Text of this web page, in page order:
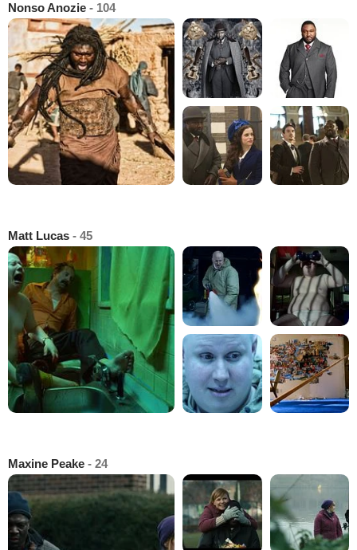
Nonso Anozie - 104
Matt Lucas - 45
Maxine Peake - 24